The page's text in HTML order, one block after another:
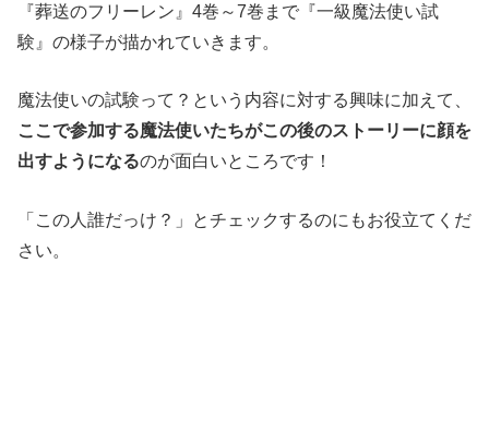
『葬送のフリーレン』4巻～7巻まで『一級魔法使い試
験』の様子が描かれていきます。
魔法使いの試験って？という内容に対する興味に加えて、
ここで参加する魔法使いたちがこの後のストーリーに顔を
出すようになるのが面白いところです！
「この人誰だっけ？」とチェックするのにもお役立てくだ
さい。